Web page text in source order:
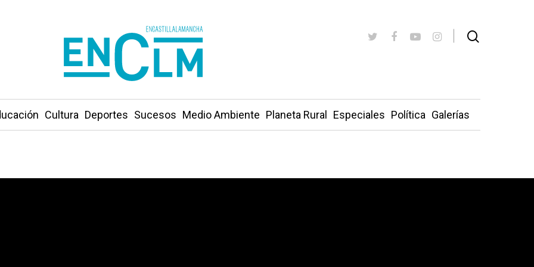
Cultura Deportes Sucesos Medio Ambiente Planeta Rural Especiales Política Galerías